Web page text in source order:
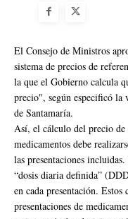
El Consejo de Ministros
sistema de precios de
la que el Gobierno calcula
precio", según especificó la
de Santamaría.
Así, el cálculo del precio
medicamentos debe
las presentaciones
“dosis diaria definida”
en cada presentación.
presentaciones de